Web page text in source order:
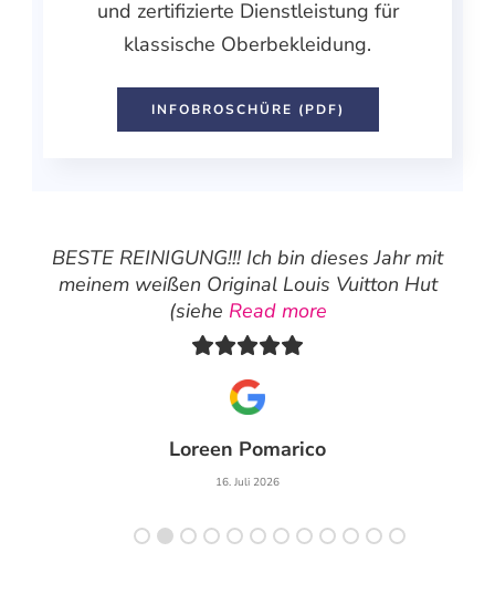
und zertifizierte Dienstleistung für
klassische Oberbekleidung.
INFOBROSCHÜRE (PDF)
BESTE REINIGUNG!!! Ich bin dieses Jahr mit
meinem weißen Original Louis Vuitton Hut
(siehe Read more
Loreen Pomarico
16. Juli 2026